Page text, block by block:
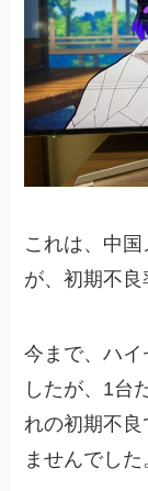
これは、中
が、初期不良
今まで、ハイ
したが、1台
れの初期不
ませんでした